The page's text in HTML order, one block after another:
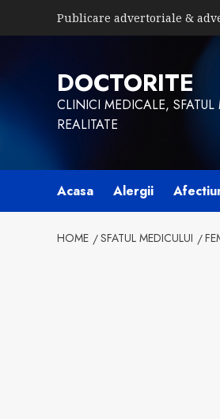
Publicare advertoriale &
DOCTORITE
CLINICI MEDICALE, SFATUL
REALITATE
Acasa Alergii
HOME SFATUL MEDICULUI